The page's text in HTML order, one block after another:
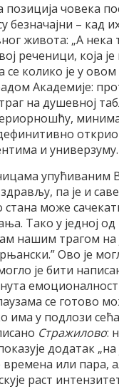
позиција човека
безначајни –
живота: „А нека
реченици, која
се колико је у
Академије:
на душевној
и универзуму.
упућиваним
па је и
стана може
Тако у једној
нашим трагом на
Ово је
је бити
се готово
има у подлози
Стражилово:
додатак
или пара,
раст